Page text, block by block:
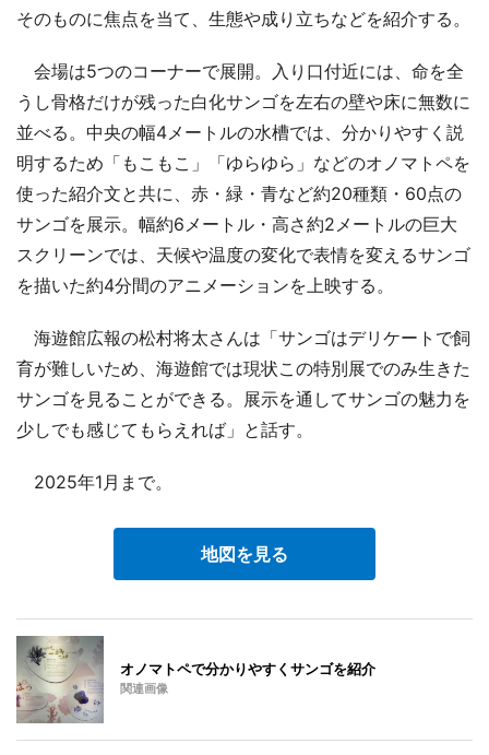
そのものに焦点を当て、生態や成り立ちなどを紹介する。
会場は5つのコーナーで展開。入り口付近には、命を全
うし骨格だけが残った白化サンゴを左右の壁や床に無数に
並べる。中央の幅4メートルの水槽では、分かりやすく説
明するため「もこもこ」「ゆらゆら」などのオノマトペを
使った紹介文と共に、赤・緑・青など約20種類・60点の
サンゴを展示。幅約6メートル・高さ約2メートルの巨大
スクリーンでは、天候や温度の変化で表情を変えるサンゴ
を描いた約4分間のアニメーションを上映する。
海遊館広報の松村将太さんは「サンゴはデリケートで飼
育が難しいため、海遊館では現状この特別展でのみ生きた
サンゴを見ることができる。展示を通してサンゴの魅力を
少しでも感じてもらえれば」と話す。
2025年1月まで。
地図を見る
オノマトペで分かりやすくサンゴを紹介
関連画像